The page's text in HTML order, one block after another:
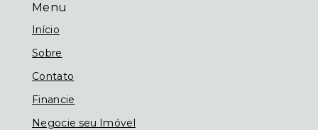
Menu
Início
Sobre
Contato
Financie
Negocie seu Imóvel